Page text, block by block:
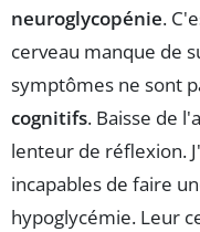
neuroglycopénie.
cerveau manque de
symptômes ne sont
cognitifs. Baisse de
lenteur de réflexion.
incapables de faire
hypoglycémie. Leur